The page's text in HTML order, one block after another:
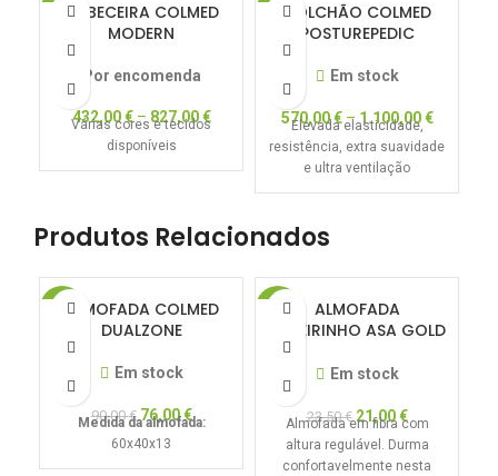
-20%CABECEIRA COLMED
MODERN
Por encomenda
432,00€–827,00€
Várias cores e tecidos
disponíveis
-20%
HOT
COLCHÃO COLMED
POSTUREPEDIC
Em stock
570,00€–1.100,00€
Elevada elasticidade,
resistência, extra suavidade
e ultra ventilação
Produtos Relacionados
-16%ALMOFADA COLMED
DUALZONE
Em stock
90,00€ 76,00€
Medida da almofada:
60x40x13
-11%
ALMOFADA
LAMEIRINHO ASA GOLD
– Altura ajustável
Em stock
23,50€ 21,00€
Almofada em fibra com
altura regulável. Durma
confortavelmente nesta